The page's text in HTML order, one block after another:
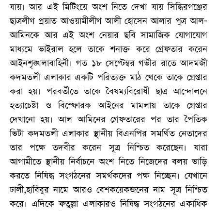
যায়। আর এই মিটিংয়ে অংশ নিতে দেখা যায় সিদ্ধিরগঞ্জের
ছাত্রলীগ প্রয়াত আওয়ামীলীগ আলী হোসেন আলার পুত্র আল-
আমিনকে আর এই অংশ নেয়ার ছবি সামাজিক যোগাযোগ
মাধ্যমে ভাইরাল হলে তাকে শনাক্ত করে গ্রেফতার করেন
আইনশৃঙ্খলাবাহিনী। গত ১৮ সেপ্টেম্বর গভীর রাতে আদমজী
কদমতলী এলাকার একটি পরিত্যক্ত মাঠ থেকে তাকে গ্রেপ্তার
করা হয়। পরবর্তীতে তাকে বৈষম্যবিরোধী ছাত্র আন্দোলনে
হত্যাচেষ্টা ও বিস্ফোরক আইনের মামলায় তাকে গ্রেপ্তার
দেখানো হয়। আল আমিনের গ্রেফতারের পর তার পৈতিক
ভিটা কদমতলী এলাকার স্থানীয় বিএনপির সমর্থিত নেতাদের
তার পক্ষে তদবীর করেন সূত্র নিশ্চিত করেছেন। যারা
আগামীতে স্থানীয় নির্বাচনে অংশ নিতে নিজেদের বলয় ভাড়ি
করতে নিষিদ্ধ সংগঠনের সমর্থকদের পক্ষ নিচ্ছেন। যেখানে
ঢালী,হাবিবুর নামে আরও বেশকয়েকজনের নাম সূত্র নিশ্চিত
করে। এদিকে ফতুল্লা এলাকারও নিষিদ্ধ সংগঠনের একাধিক